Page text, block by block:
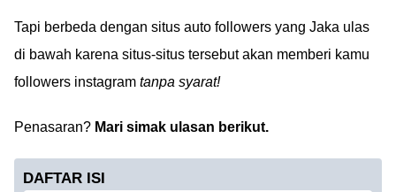
Tapi berbeda dengan situs auto followers yang Jaka ulas
di bawah karena situs-situs tersebut akan memberi kamu
followers instagram tanpa syarat!
Penasaran? Mari simak ulasan berikut.
DAFTAR ISI